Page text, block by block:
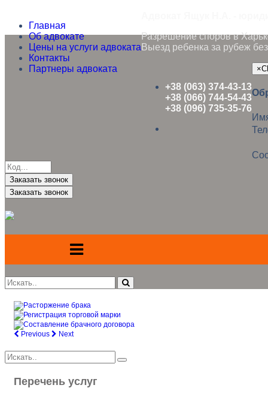
Главная
Об адвокате
Цены на услуги адвоката
Контакты
Партнеры адвоката
Разрешение споров в
Выезд ребенка за рубеж
+38 (063) 374-43-13
+38 (066) 744-54-43
+38 (096) 735-35-76
×
Заказать звонок
Previous Next
Перечень услуг